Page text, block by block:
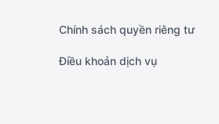
Chính sách quyền riêng tư
Điều khoản dịch vụ